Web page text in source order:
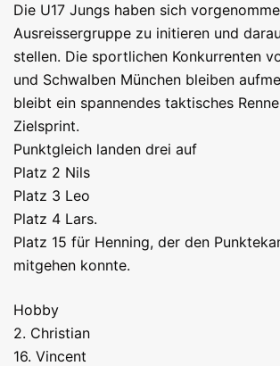
Die U17 Jungs haben sich
Ausreissergruppe zu initieren und
stellen. Die sportlichen Konkurrenten
und Schwalben München bleiben
bleibt ein spannendes taktisches
Zielsprint.
Punktgleich landen drei auf
Platz 2 Nils
Platz 3 Leo
Platz 4 Lars.
Platz 15 für Henning, der den
mitgehen konnte.
Hobby
2. Christian
16. Vincent